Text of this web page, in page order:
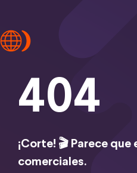
404
¡Corte! 🎬 Parece
comerciales.